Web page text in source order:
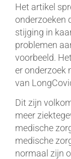
Het artikel
onderzoeken
stijging in
problemen
voorbeeld.
er onderzoek
van
Dit zijn
meer
medische
medische
normaal zijn